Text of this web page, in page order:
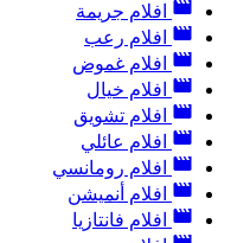
افلام جريمة
افلام رعب
افلام غموض
افلام خيال
افلام تشويق
افلام عائلي
افلام رومانسي
افلام أنميشن
افلام فانتازيا